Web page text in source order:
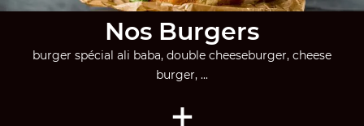
Nos Burgers
burger spécial ali baba, double cheeseburger, cheese
burger, ...
+